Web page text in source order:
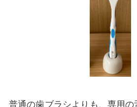
普通の歯ブラシよりも、専用